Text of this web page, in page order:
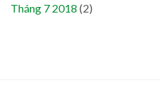
Tháng 7 2018 (2)